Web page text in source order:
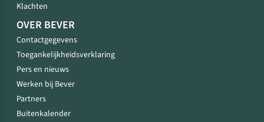
Klachten
OVER BEVER
Contactgegevens
Toegankelijkheidsverklaring
Pers en nieuws
Werken bij Bever
Partners
Buitenkalender